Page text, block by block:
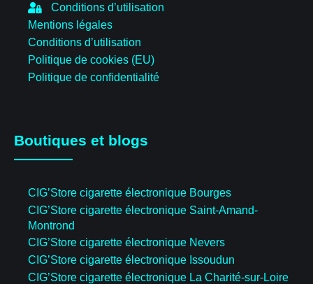
Conditions d’utilisation
Mentions légales
Conditions d’utilisation
Politique de cookies (EU)
Politique de confidentialité
Boutiques et blogs
CIG’Store cigarette électronique Bourges
CIG’Store cigarette électronique Saint-Amand-
Montrond
CIG’Store cigarette électronique Nevers
CIG’Store cigarette électronique Issoudun
CIG’Store cigarette électronique La Charité-sur-Loire